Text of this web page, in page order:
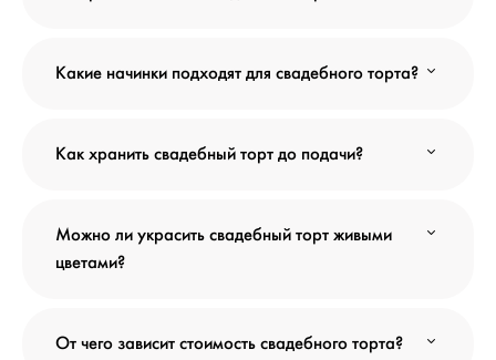
Какие начинки подходят для свадебного торта?
Как хранить свадебный торт до подачи?
Можно ли украсить свадебный торт живыми
цветами?
От чего зависит стоимость свадебного торта?